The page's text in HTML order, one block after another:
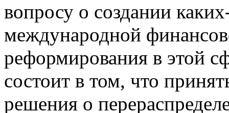
вопросу о создании
международной
реформирования в этой
состоит в том, что
решения о